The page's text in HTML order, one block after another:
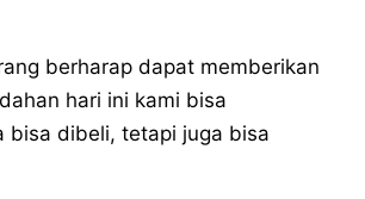
berharap dapat memberikan
hari ini kami bisa
bisa dibeli, tetapi juga bisa